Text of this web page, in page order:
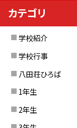
カテゴリ
学校紹介
学校行事
八田荘ひろば
1年生
2年生